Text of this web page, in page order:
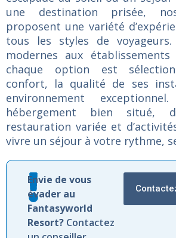
une destination prisée,
proposent une variété
tous les styles de voyageurs.
modernes aux établissements
chaque option est
confort, la qualité de ses
environnement
hébergement bien situé,
restauration variée et
vivre un séjour à votre rythme,
Envie de vous
évader au
Fantasyworld
Resort? Contactez